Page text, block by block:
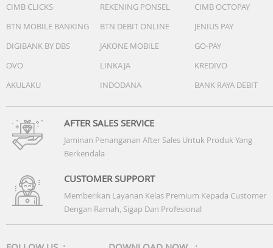
CIMB CLICKS
REKENING PONSEL
CIMB OCTOPAY
BTN MOBILE BANKING
BTN DEBIT ONLINE
JENIUS PAY
DIGIBANK BY DBS
JAKONE MOBILE
GO-PAY
OVO
LINKAJA
KREDIVO
AKULAKU
INDODANA BANK RAYA DEBIT
AFTER SALES SERVICE
Jaminan Penanganan After Sales Untuk Produk Yang
Berkendala
CUSTOMER SUPPORT
Memberikan Layanan Kelas Premium Kepada Customer
Dengan Ramah, Sigap Dan Profesional